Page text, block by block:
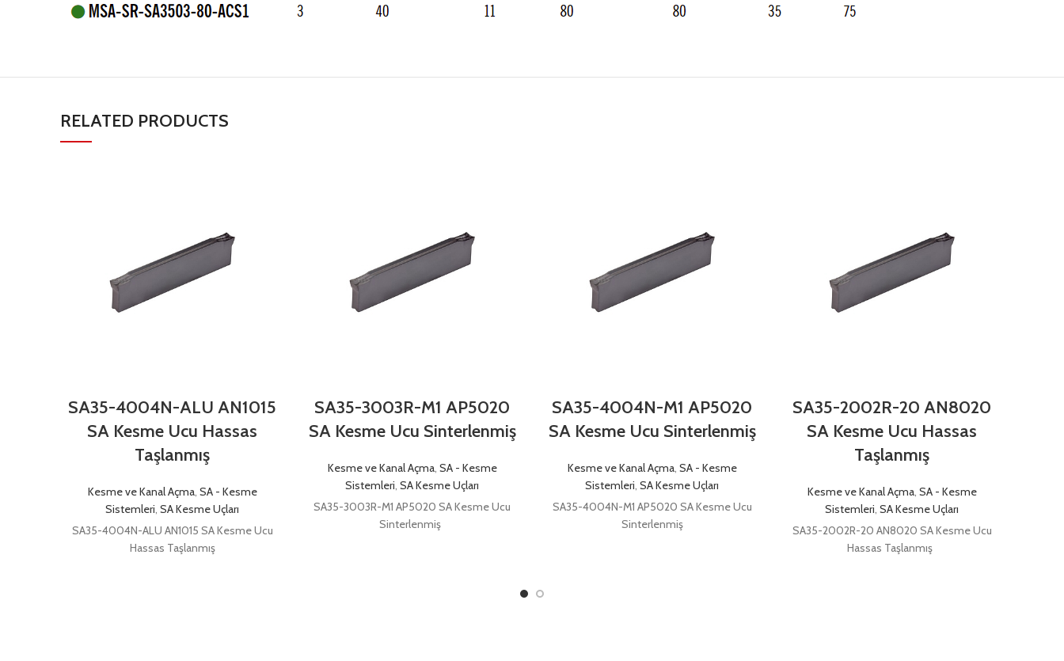
RELATED PRODUCTS
SA35-4004N-ALU AN1015
SA Kesme Ucu Hassas
Taşlanmış
Kesme ve Kanal Açma, SA - Kesme
Sistemleri, SA Kesme Uçları
SA35-4004N-ALU AN1015 SA Kesme Ucu
Hassas Taşlanmış
SA35-3003R-M1 AP5020
SA Kesme Ucu Sinterlenmiş
Kesme ve Kanal Açma, SA - Kesme
Sistemleri, SA Kesme Uçları
SA35-3003R-M1 AP5020 SA Kesme Ucu
Sinterlenmiş
SA35-4004N-M1 AP5020
SA Kesme Ucu Sinterlenmiş
Kesme ve Kanal Açma, SA - Kesme
Sistemleri, SA Kesme Uçları
SA35-4004N-M1 AP5020 SA Kesme Ucu
Sinterlenmiş
SA35-2002R-20 AN8020
SA Kesme Ucu Hassas
Taşlanmış
Kesme ve Kanal Açma, SA - Kesme
Sistemleri, SA Kesme Uçları
SA35-2002R-20 AN8020 SA Kesme Ucu
Hassas Taşlanmış